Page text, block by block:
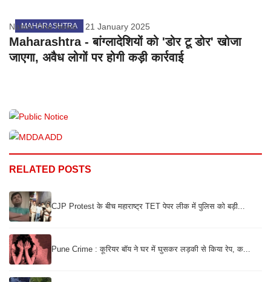
MAHARASHTRA
Nation One News 21 January 2025
Maharashtra - बांग्लादेशियों को 'डोर टू डोर' खोजा
जाएगा, अवैध लोगों पर होगी कड़ी कार्रवाई
RELATED POSTS
CJP Protest के बीच महाराष्ट्र TET पेपर लीक में पुलिस को बड़ी...
Pune Crime : कूरियर बॉय ने घर में घुसकर लड़की से किया रेप, क...